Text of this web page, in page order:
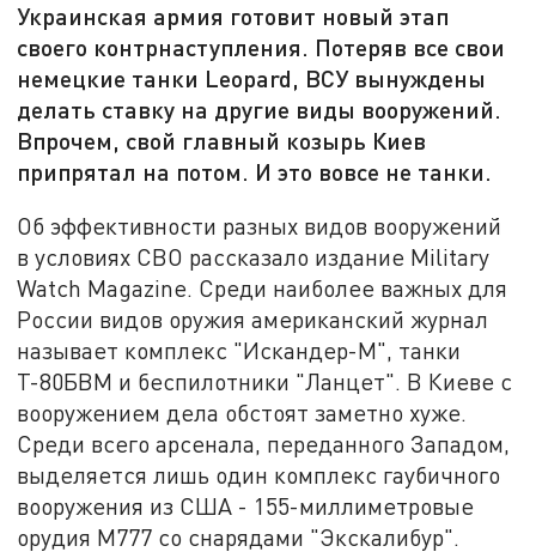
Украинская армия готовит новый этап
своего контрнаступления. Потеряв все свои
немецкие танки Leopard, ВСУ вынуждены
делать ставку на другие виды вооружений.
Впрочем, свой главный козырь Киев
припрятал на потом. И это вовсе не танки.
Об эффективности разных видов вооружений
в условиях СВО рассказало издание Military
Watch Magazine. Среди наиболее важных для
России видов оружия американский журнал
называет комплекс "Искандер-М", танки
Т-80БВМ и беспилотники "Ланцет". В Киеве с
вооружением дела обстоят заметно хуже.
Среди всего арсенала, переданного Западом,
выделяется лишь один комплекс гаубичного
вооружения из США - 155-миллиметровые
орудия М777 со снарядами "Экскалибур".